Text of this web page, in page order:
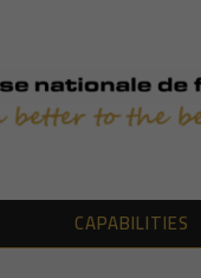
CAPABILITIES